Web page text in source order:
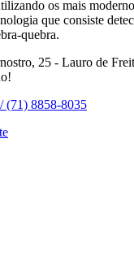
os mais
que consiste
quebra.
25 - Lauro de
(71) 8858-8035